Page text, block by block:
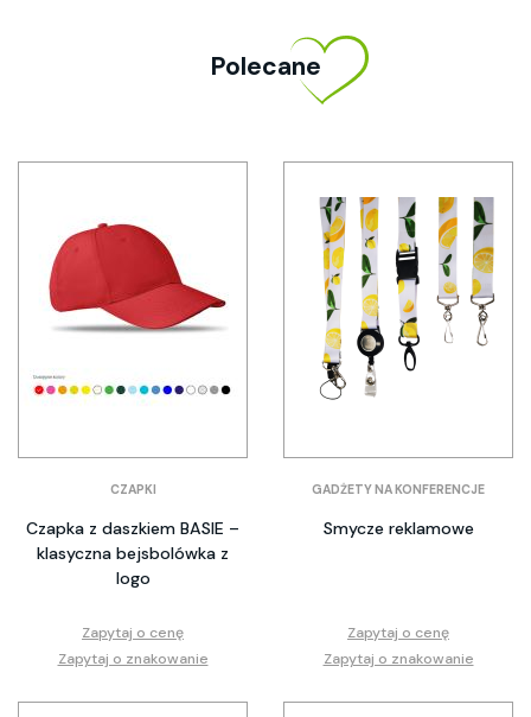
Polecane
CZAPKI
Czapka z daszkiem BASIE –
klasyczna bejsbolówka z
logo
Zapytaj o cenę
Zapytaj o znakowanie
GADŻETY NA KONFERENCJE
Smycze reklamowe
Zapytaj o cenę
Zapytaj o znakowanie